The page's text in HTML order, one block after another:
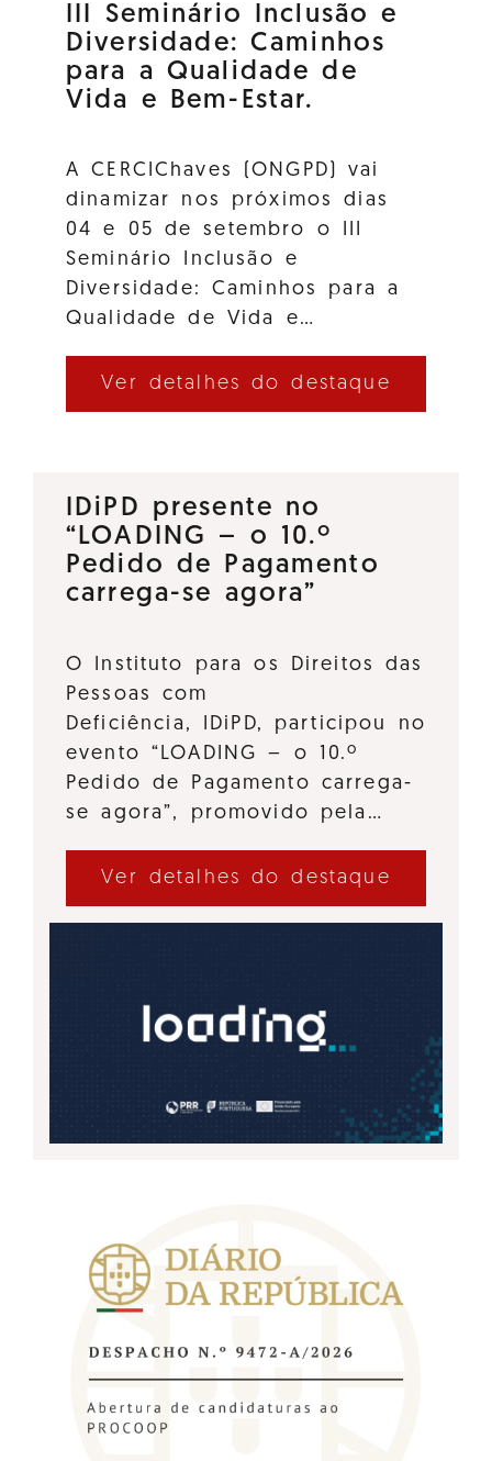
III Seminário Inclusão e
Diversidade: Caminhos
para a Qualidade de
Vida e Bem-Estar.
A CERCIChaves (ONGPD) vai
dinamizar nos próximos dias
04 e 05 de setembro o III
Seminário Inclusão e
Diversidade: Caminhos para a
Qualidade de Vida e…
Ver detalhes do destaque
IDiPD presente no
“LOADING – o 10.º
Pedido de Pagamento
carrega-se agora”
O Instituto para os Direitos das
Pessoas com
Deficiência, IDiPD, participou no
evento “LOADING – o 10.º
Pedido de Pagamento carrega-
se agora”, promovido pela…
Ver detalhes do destaque